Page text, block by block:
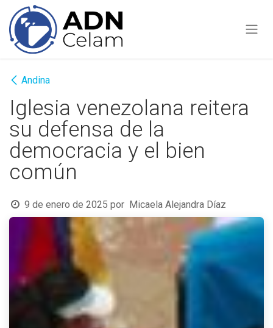
Ir al contenido
Andina
Iglesia venezolana reitera
su defensa de la
democracia y el bien
común
9 de enero de 2025 por Micaela Alejandra Díaz